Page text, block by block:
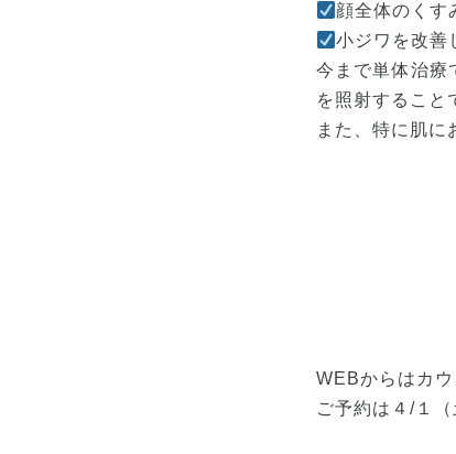
顔全体のくす
小ジワを改善
今まで単体治療
を照射すること
また、特に肌に
WEBからはカ
ご予約は４/１（